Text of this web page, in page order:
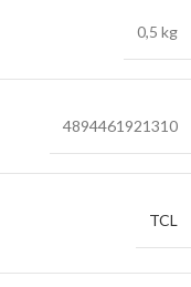
0,5 kg
4894461921310
TCL